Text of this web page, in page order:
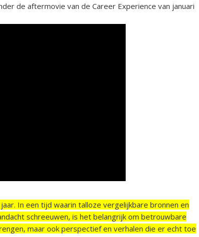
de aftermovie van de Career Experience van januari
In een tijd waarin talloze vergelijkbare bronnen en
schreeuwen, is het belangrijk om betrouwbare
maar ook perspectief en verhalen die er echt toe